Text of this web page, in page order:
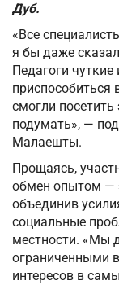
Дуб.
«Все
я бы даже
Педагоги
смогли
подумать», —
Малаешты.
Прощаясь,
обмен опытом —
объединив
социальные
местности. «Мы
ограниченными
интересов в